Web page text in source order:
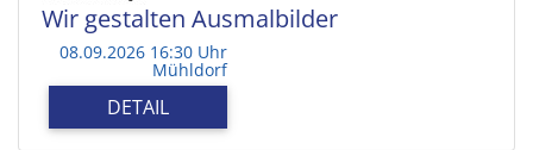
Wir gestalten Ausmalbilder
08.09.2026 16:30 Uhr
Mühldorf
DETAIL